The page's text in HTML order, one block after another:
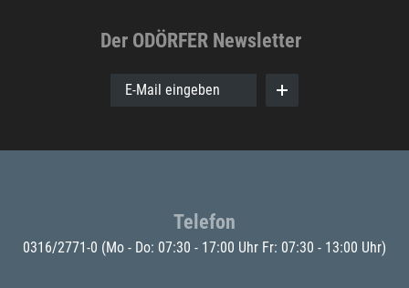
Der ODÖRFER Newsletter
E-Mail eingeben
Telefon
0316/2771-0 (Mo - Do: 07:30 - 17:00 Uhr Fr: 07:30 - 13:00 Uhr)